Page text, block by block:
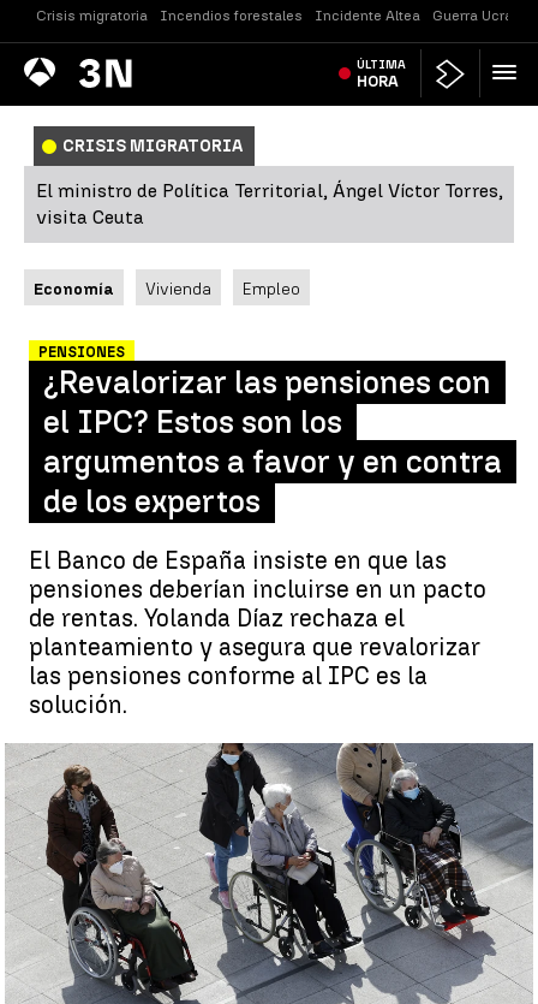
Crisis migratoria Incendios forestales Incidente Altea Guerra Ucrania
Antena
3 Noticias ÚLTIMA
HORA
CRISIS MIGRATORIA
El ministro de Política Territorial, Ángel Víctor Torres,
visita Ceuta
Economía Vivienda Empleo
PENSIONES
¿Revalorizar las pensiones con
el IPC? Estos son los
argumentos a favor y en contra
de los expertos
El Banco de España insiste en que las
pensiones deberían incluirse en un pacto
de rentas. Yolanda Díaz rechaza el
planteamiento y asegura que revalorizar
las pensiones conforme al IPC es la
solución.
¿Revalorizar las pensiones con el IPC? Estos son los
argumentos a favor y en contra de los expertos |
EFE
Rosa María Salcedo
Publicado:02 de junio de 2022, 23:00